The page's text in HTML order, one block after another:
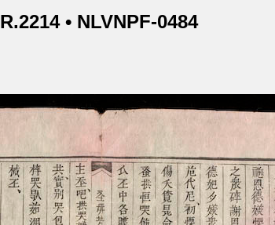
R.2214 • NLVNPF-0484